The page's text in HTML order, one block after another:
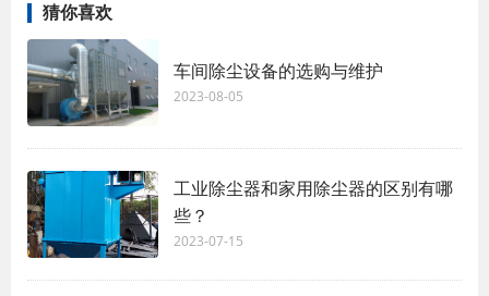
猜你喜欢
车间除尘设备的选购与维护
2023-08-05
工业除尘器和家用除尘器的区别有哪
些？
2023-07-15